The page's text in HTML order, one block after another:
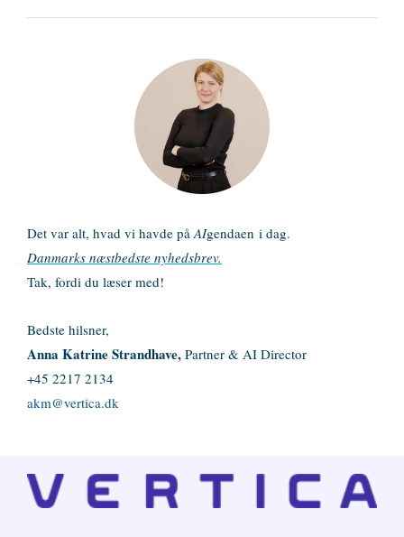
Det var alt, hvad vi havde påAIgendaen i dag.
Danmarks næstbedste nyhedsbrev.
Tak, fordi du læser med!
Bedste hilsner,
Anna Katrine Strandhave, Partner & AI Director
+45 2217 2134
akm@vertica.dk